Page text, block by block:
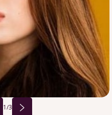
1/3